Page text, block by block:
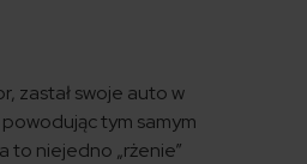
zastał swoje auto w
powodując tym samym
to niejedno „rżenie”